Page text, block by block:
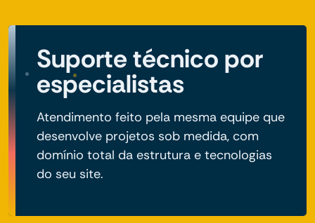
Suporte técnico por
especialistas
Atendimento feito pela mesma equipe que
desenvolve projetos sob medida, com
domínio total da estrutura e tecnologias
do seu site.